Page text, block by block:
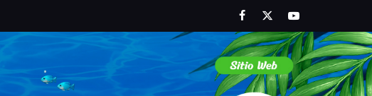
FacebookTwitterYoutube